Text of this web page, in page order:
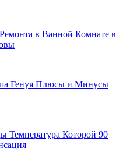
в Ванной Комнате в
Генуя Плюсы и Минусы
Температура Которой 90